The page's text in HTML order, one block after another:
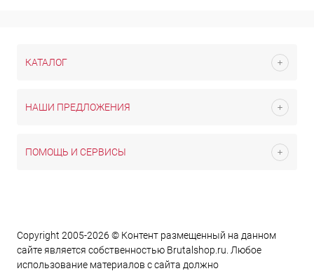
КАТАЛОГ
НАШИ ПРЕДЛОЖЕНИЯ
ПОМОЩЬ И СЕРВИСЫ
Copyright 2005-2026 © Контент размещенный на данном
сайте является cобственностью Brutalshop.ru. Любое
использование материалов с сайта должно